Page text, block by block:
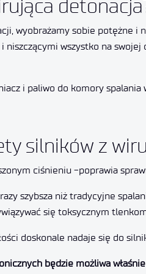
wyobrażamy sobie potężne i
niszczącymi wszystko na
i paliwo do komory
silników z
ciśnieniu -poprawia
szybsza niż tradycyjne
się toksycznym
doskonale nadaje się do
będzie możliwa